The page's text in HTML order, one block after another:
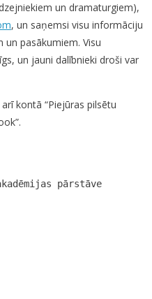
un dramaturgiem),
, un saņemsi visu informāciju
un pasākumiem. Visu
un jauni dalībnieki droši var
kontā “Piejūras pilsētu
pārstāve